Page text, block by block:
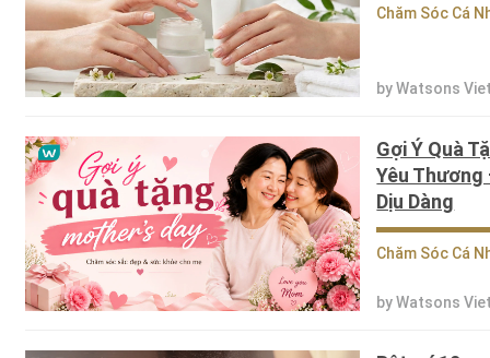
Chăm Sóc Cá
by Watsons
Gợi Ý Quà
Yêu
Dịu Dàng
Chăm Sóc Cá
by Watsons